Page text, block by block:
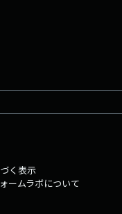
く表示
ームラボについて